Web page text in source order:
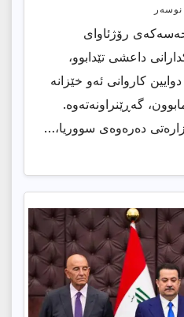
نوسەر
رۆژئاوای
داعشی تێدابوو،
كاروانی ئەو خێزانە
گەڕێنراونەتەوە.
دەرەوەی سووریا،…